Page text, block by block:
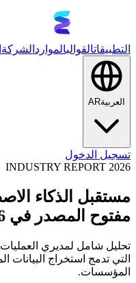
التطبيقاتالقوالبالموارد الشركة
العربيةAR
تسجيل الدخول
INDUSTRY REPORT 2026
مستقبل الذكاء
مفتوح المصدر في 2026
تحليل شامل لمديري العمليات
التي تدمج استخراج
المؤسسات.